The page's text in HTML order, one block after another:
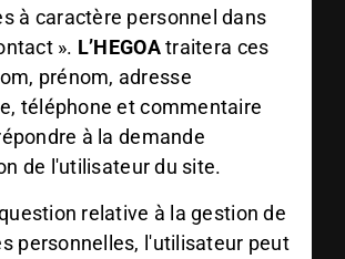
à caractère personnel dans
». L’HEGOAtraitera ces
prénom, adresse
téléphone et commentaire
à la demande
de l'utilisateur du site.
relative à la gestion de
personnelles, l'utilisateur peut